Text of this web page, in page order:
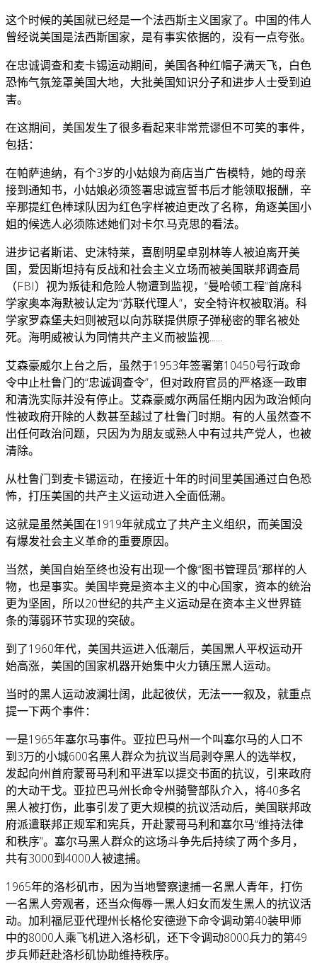
这个时候的美国就已经是一个法西斯主义国家了。中国的伟人
曾经说美国是法西斯国家，是有事实依据的，没有一点夸张。
在忠诚调查和麦卡锡运动期间，美国各种红帽子满天飞，白色
恐怖气氛笼罩美国大地，大批美国知识分子和进步人士受到迫
害。
在这期间，美国发生了很多看起来非常荒谬但不可笑的事件，
包括：
在帕萨迪纳，有个3岁的小姑娘为商店当广告模特，她的母亲
接到通知书，小姑娘必须签署忠诚宣誓书后才能领取报酬，辛
辛那提红色棒球队因为红色字样被迫更改了名称，角逐美国小
姐的候选人必须陈述她们对卡尔.马克思的看法。
进步记者斯诺、史沫特莱，喜剧明星卓别林等人被迫离开美
国，爱因斯坦持有反战和社会主义立场而被美国联邦调查局
（FBI）视为叛徒和危险人物遭到监视，“曼哈顿工程”首席科
学家奥本海默被认定为“苏联代理人”，安全特许权被取消。科
学家罗森堡夫妇则被冠以向苏联提供原子弹秘密的罪名被处
死。海明威被认为同情共产主义而被监视......
艾森豪威尔上台之后，虽然于1953年签署第10450号行政命
令中止杜鲁门的“忠诚调查令”，但对政府官员的严格逐一政审
和清洗实际并没有停止。艾森豪威尔两届任期内因为政治倾向
性被政府开除的人数甚至越过了杜鲁门时期。有的人虽然查不
出任何政治问题，只因为为朋友或熟人中有过共产党人，也被
清除。
从杜鲁门到麦卡锡运动，在接近十年的时间里美国通过白色恐
怖，打压美国的共产主义运动进入全面低潮。
这就是虽然美国在1919年就成立了共产主义组织，而美国没
有爆发社会主义革命的重要原因。
当然，美国自始至终也没有出现一个像“图书管理员”那样的人
物，也是事实。美国毕竟是资本主义的中心国家，资本的统治
更为坚固，所以20世纪的共产主义运动是在资本主义世界链
条的薄弱环节实现的突破。
到了1960年代，美国共运进入低潮后，美国黑人平权运动开
始高涨，美国的国家机器开始集中火力镇压黑人运动。
当时的黑人运动波澜壮阔，此起彼伏，无法一一叙及，就重点
提一下两个事件：
一是1965年塞尔马事件。亚拉巴马州一个叫塞尔马的人口不
到3万的小城600名黑人群众为抗议当局剥夺黑人的选举权，
发起向州首府蒙哥马利和平进军以提交书面的抗议，引来政府
的大动干戈。亚拉巴马州长命令州骑警部队介入，将40多名
黑人被打伤，此事引发了更大规模的抗议活动后，美国联邦政
府派遣联邦正规军和宪兵，开赴蒙哥马利和塞尔马“维持法律
和秩序”。塞尔马黑人群众的这场斗争先后持续了两个多月，
共有3000到4000人被逮捕。
1965年的洛杉矶市，因为当地警察逮捕一名黑人青年，打伤
一名黑人旁观者，还当众侮辱一黑人妇女而发生黑人的抗议活
动。加利福尼亚代理州长格伦安德逊下命令调动第40装甲师
中的8000人乘飞机进入洛杉矶，还下令调动8000兵力的第49
步兵师赶赴洛杉矶协助维持秩序。